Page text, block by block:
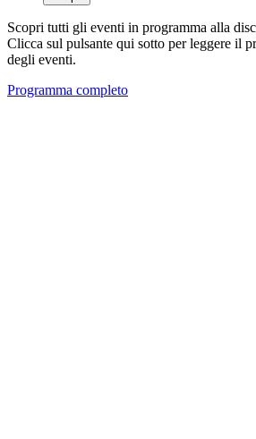
Scopri tutti gli eventi in programma alla
Clicca sul pulsante qui sotto per leggere il
degli eventi.
Programma completo